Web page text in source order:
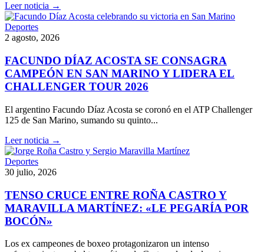
Leer noticia →
Deportes
2 agosto, 2026
FACUNDO DÍAZ ACOSTA SE CONSAGRA
CAMPEÓN EN SAN MARINO Y LIDERA EL
CHALLENGER TOUR 2026
El argentino Facundo Díaz Acosta se coronó en el ATP Challenger
125 de San Marino, sumando su quinto...
Leer noticia →
Deportes
30 julio, 2026
TENSO CRUCE ENTRE ROÑA CASTRO Y
MARAVILLA MARTÍNEZ: «LE PEGARÍA POR
BOCÓN»
Los ex campeones de boxeo protagonizaron un intenso